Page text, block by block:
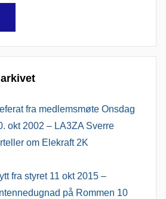
fra medlemsmøte Onsdag
okt 2002 – LA3ZA Sverre
om Elekraft 2K
fra styret 11 okt 2015 –
på Rommen 10